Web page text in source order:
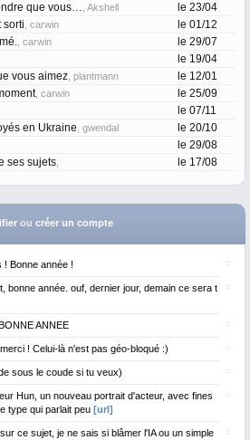
le 23/04
que vous… , Akshell
le 01/12
sorti , carwin
le 29/07
, carwin
le 19/04
le 12/01
vous aimez , plantmann
le 25/09
, carwin
le 07/11
le 20/10
en Ukraine , gwendal
le 29/08
le 17/08
ses sujets
ou créer un compte
! Bonne année !
bonne année. ouf, dernier jour, demain ce sera t
ANNEE
! Celui-là n'est pas géo-bloqué :)
sous le coude si tu veux)
Hun, un nouveau portrait d'acteur, avec fines
type qui parlait peu [url]
ce sujet, je ne sais si blâmer l'IA ou un simple